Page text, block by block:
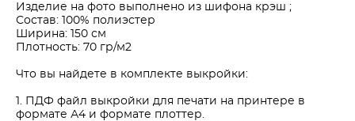
Изделие на фото выполнено из шифона крэш ;
Состав: 100% полиэстер
Ширина: 150 см
Плотность: 70 гр/м2
Что вы найдете в комплекте выкройки:
1. ПДФ файл выкройки для печати на принтере в
формате А4 и формате плоттер.